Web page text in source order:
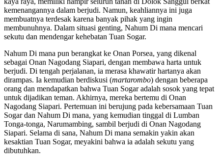
kemenangannya dalam berjudi. Namun, keahliannya ini juga
membuatnya terdesak karena banyak pihak yang ingin
membunuhnya. Dalam situasi genting, Nahum Di mana mencari
sekutu dan mendengar kehebatan Tuan Sogar.
Nahum Di mana pun berangkat ke Onan Porsea, yang dikenal
sebagai Onan Nagodang Siapari, dengan membawa harta untuk
berjudi. Di tengah perjalanan, ia merasa khawatir hartanya akan
dirampas. Ia kemudian berdiskusi (martarombo) dengan beberapa
orang dan mendapatkan bahwa Tuan Sogar adalah sosok yang tepat
untuk dijadikan teman. Akhirnya, mereka bertemu di Onan
Nagodang Siapari. Pertemuan ini berujung pada kebersamaan Tuan
Sogar dan Nahum Di mana, yang kemudian tinggal di Lumban
Tonga-tonga, Narumambing, sambil berjudi di Onan Nagodang
Siapari. Selama di sana, Nahum Di mana semakin yakin akan
kesaktian Tuan Sogar, meyakini bahwa ia adalah sekutu yang
dibutuhkan.